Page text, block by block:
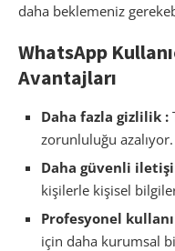
daha beklemeniz
WhatsApp
Avantajları
Daha fazla gizlilik :
zorunluluğu azalıyor.
Daha güvenli
kişilerle kişisel
Profesyonel
için daha kurumsal